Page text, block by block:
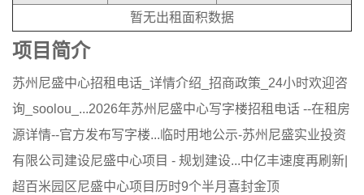
暂无出租面积数据
项目简介
苏州尼盛中心招租电话_详情介绍_招商政策_24小时欢迎咨
询_soolou_...2026年苏州尼盛中心写字楼招租电话 --在租房
源详情--官方发布写字楼...临时用地公示-苏州尼盛实业投资
有限公司建设尼盛中心项目 - 规划建设...中亿丰速度再刷新|
超百米园区尼盛中心项目历时9个半月喜封金顶